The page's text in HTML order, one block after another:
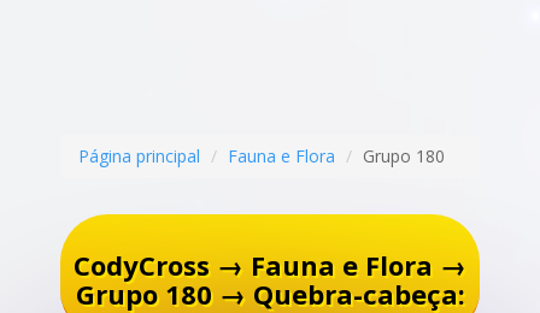
Página principal Fauna e Flora Grupo 180
CodyCross → Fauna e Flora →
Grupo 180 → Quebra-cabeça: